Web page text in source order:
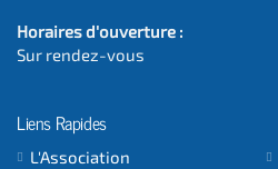
Horaires d'ouverture :
Sur rendez-vous
Liens Rapides
L'Association